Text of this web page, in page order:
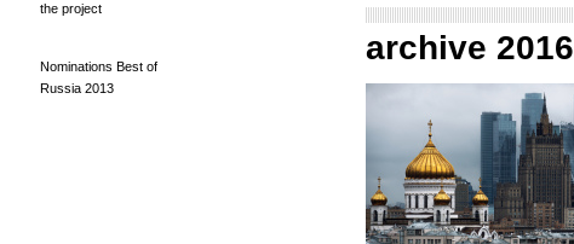
the project
Nominations Best of
Russia 2013
archive 2016